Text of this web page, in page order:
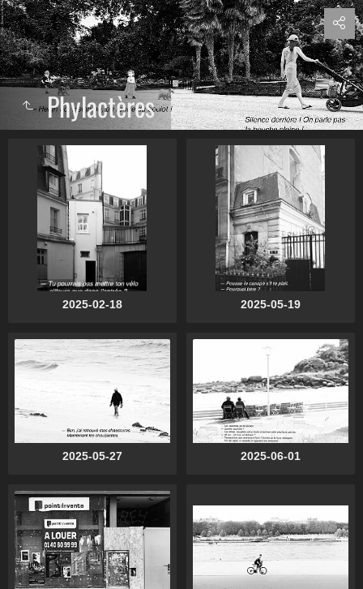
Phylactères
2025-02-18 2025-05-19
2025-05-27 2025-06-01